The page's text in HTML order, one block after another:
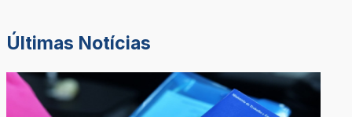
Últimas Notícias